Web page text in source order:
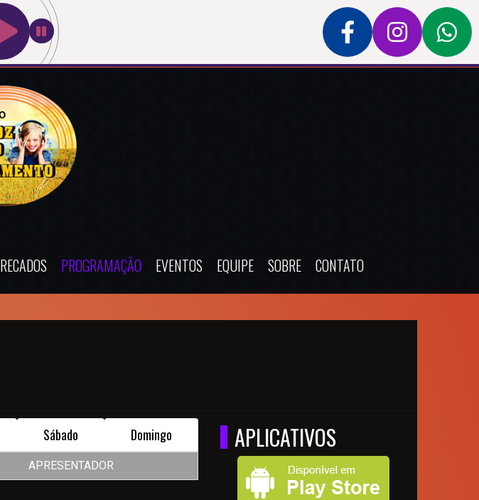
RECADOS PROGRAMAÇÃO EVENTOS EQUIPE SOBRE CONTATO
Sábado Domingo
APRESENTADOR
APLICATIVOS